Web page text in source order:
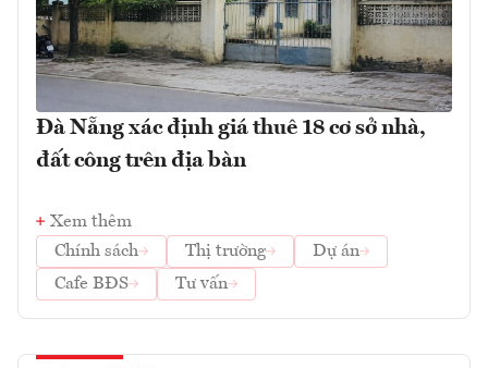
Đà Nẵng xác định giá thuê 18 cơ sở nhà,
đất công trên địa bàn
Xem thêm
Chính sách
Thị trường
Dự án
Cafe BĐS
Tư vấn